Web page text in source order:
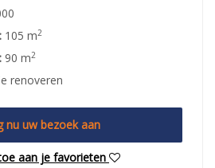
105 m2
90 m2
renoveren
nu uw bezoek aan
aan je favorieten